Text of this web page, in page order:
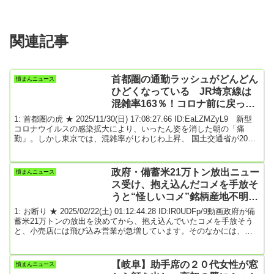
関連記事
憤まんニュース
首都圏の通勤ラッシュがどんどん
ひどくなっている JR埼京線は
混雑率163％！コロナ前に戻った
わけ
1: 首都圏の虎 ★ 2025/11/30(日) 17:08:27.66 ID:EaLZMZyL9 新型
コロナウイルスの感染拡大により、いったん姿を消した朝の「痛
勤」。しかし東京では、混雑率がじわじわ上昇、 国土交通省が2025
りとなっている。■板橋―池袋、中野―新宿、川崎―品川は混雑率
150％超す全文はソースで 最終更新:11/30(日) 16:30引用元: 2: ...
憤まんニュース
政府・備蓄米21万トン放出ニュー
ス受け、抱え込んだコメを手放そ
うと“怪しいコメ”銘柄産地不明の
個人飛び込み営業急増
1: お断り ★ 2025/02/22(土) 01:12:44.28 ID:lR0UDFp/9動画政府が備
蓄米21万トンの放出を決めてから、抱え込んでいたコメを手放そう
と、小売店には飛び込み営業が急増しています。そのなかには、怪
新米2割引き」アジア食材店A「毎日いろんな業者が来る。このコメ
がありますか、買いますかって」アジア食材店B「新規の業者から電
憤まんニュース
【岐阜】助手席の２０代女性が窓